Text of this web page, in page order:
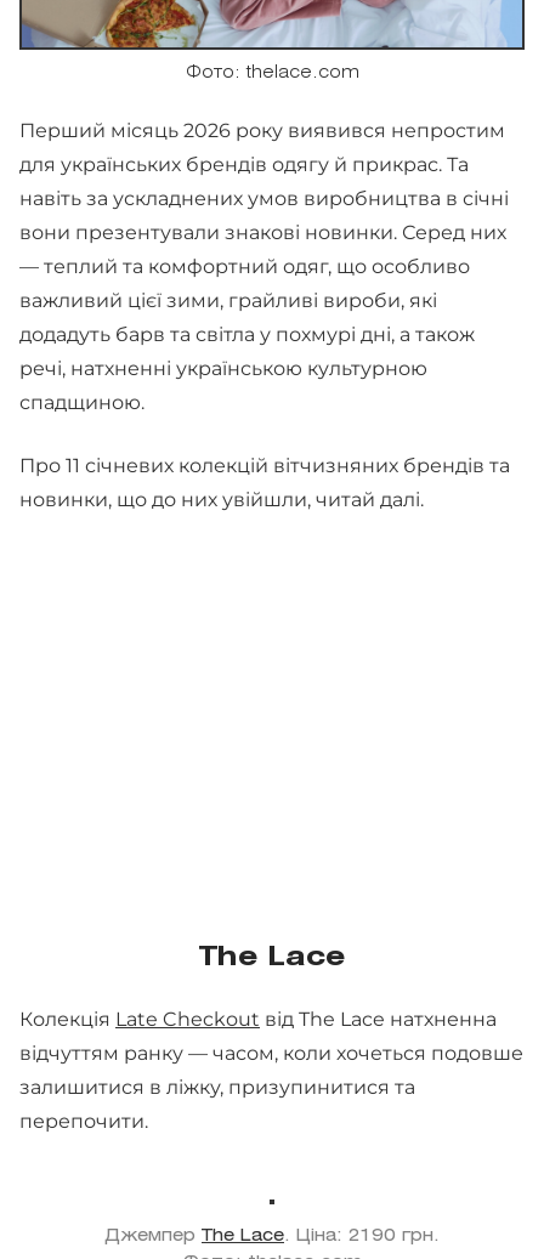
Фото: thelace.com
Перший місяць 2026 року виявився непростим
для українських брендів одягу й прикрас. Та
навіть за ускладнених умов виробництва в січні
вони презентували знакові новинки. Серед них
— теплий та комфортний одяг, що особливо
важливий цієї зими, грайливі вироби, які
додадуть барв та світла у похмурі дні, а також
речі, натхненні українською культурною
спадщиною.
Про 11 січневих колекцій вітчизняних брендів та
новинки, що до них увійшли, читай далі.
The Lace
Колекція Late Checkout від The Lace натхненна
відчуттям ранку — часом, коли хочеться подовше
залишитися в ліжку, призупинитися та
перепочити.
Джемпер The Lace. Ціна: 2190 грн.